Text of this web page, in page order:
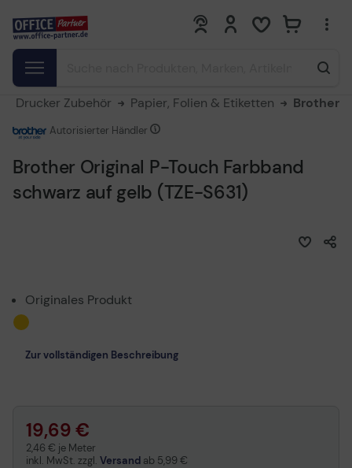
0 0
Drucker Zubehör Papier, Folien & Etiketten Brother
Brother Original P-Touch Farbband
schwarz auf gelb (TZE-S631)
Autorisierter Händler
Originales Produkt
Zur vollständigen Beschreibung
19,69 €
2,46 € je Meter
inkl. MwSt. zzgl. Versand ab 5,99 €